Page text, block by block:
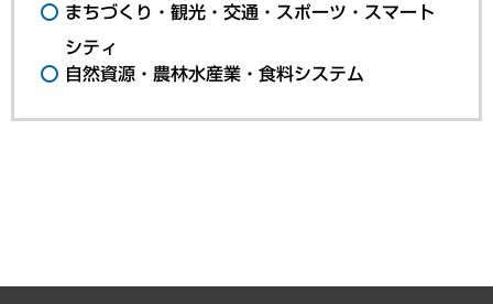
まちづくり・観光・交通・スポーツ・スマート
シティ
自然資源・農林水産業・食料システム